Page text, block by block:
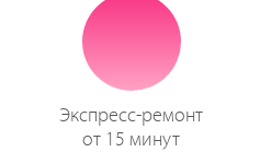
Экспресс-ремонт
от 15 минут